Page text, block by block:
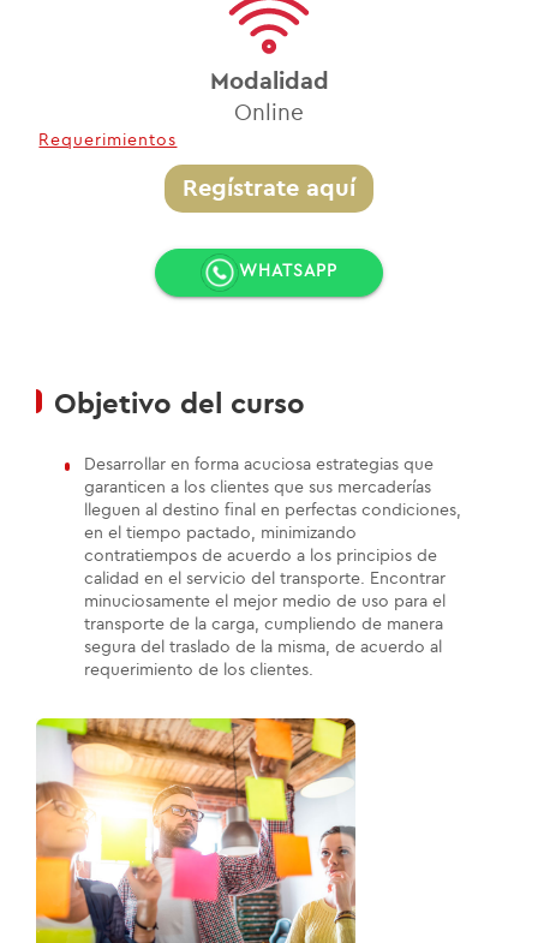
Modalidad
Online
Requerimientos
Regístrate aquí
WHATSAPP
Objetivo del curso
Desarrollar en forma acuciosa estrategias que
garanticen a los clientes que sus mercaderías
lleguen al destino final en perfectas condiciones,
en el tiempo pactado, minimizando
contratiempos de acuerdo a los principios de
calidad en el servicio del transporte. Encontrar
minuciosamente el mejor medio de uso para el
transporte de la carga, cumpliendo de manera
segura del traslado de la misma, de acuerdo al
requerimiento de los clientes.